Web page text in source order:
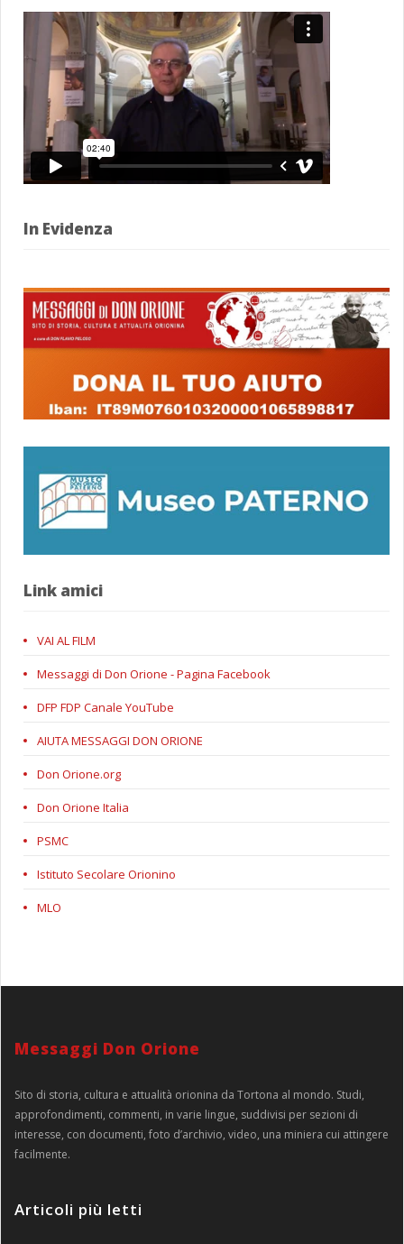
In Evidenza
Link amici
VAI AL FILM
Messaggi di Don Orione - Pagina Facebook
DFP FDP Canale YouTube
AIUTA MESSAGGI DON ORIONE
Don Orione.org
Don Orione Italia
PSMC
Istituto Secolare Orionino
MLO
Messaggi Don Orione
Sito di storia, cultura e attualità orionina da Tortona al mondo. Studi,
approfondimenti, commenti, in varie lingue, suddivisi per sezioni di
interesse, con documenti, foto d’archivio, video, una miniera cui attingere
facilmente.
Articoli più letti